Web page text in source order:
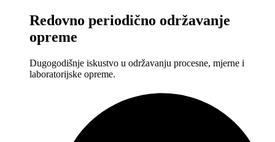
Redovno periodično održavanje
opreme
Dugogodišnje iskustvo u održavanju procesne, mjerne i
laboratorijske opreme.